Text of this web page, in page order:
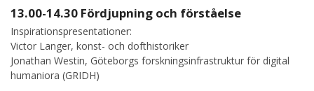
13.00-14.30 Fördjupning och förståelse
Inspirationspresentationer:
Victor Langer, konst- och dofthistoriker
Jonathan Westin, Göteborgs forskningsinfrastruktur för digital
humaniora (GRIDH)